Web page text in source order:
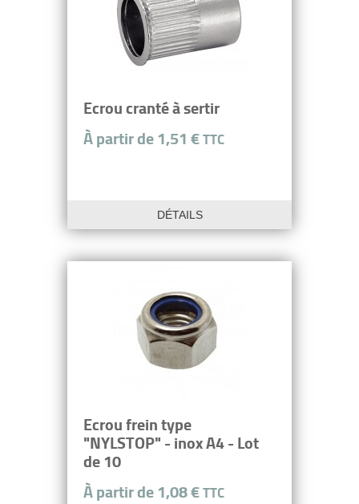
Ecrou cranté à sertir
À partir de 1,51 €TTC
DÉTAILS
Ecrou frein type
"NYLSTOP" - inox A4 - Lot
de 10
À partir de 1,08 €TTC